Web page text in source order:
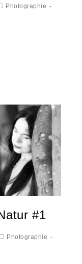
Photographie
#1
Photographie